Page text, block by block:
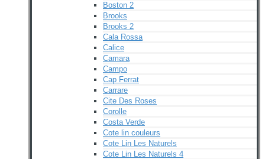
Boston 2
Brooks
Brooks 2
Cala Rossa
Calice
Camara
Campo
Cap Ferrat
Carrare
Cite Des Roses
Corolle
Costa Verde
Cote lin couleurs
Cote Lin Les Naturels
Cote Lin Les Naturels 4